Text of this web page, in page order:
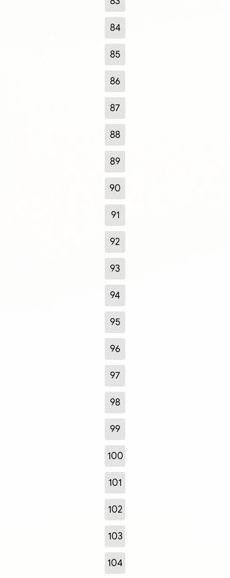
84
85
86
87
88
89
90
91
92
93
94
95
96
97
98
99
100
101
102
103
104